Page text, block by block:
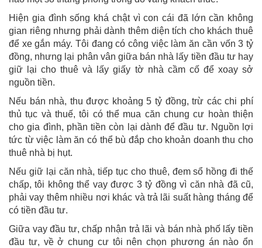
Hiện gia đình sống khá chật vì con cái đã lớn cần không
gian riêng nhưng phải dành thêm diện tích cho khách thuê
để xe gắn máy. Tôi đang có công việc làm ăn cần vốn 3 tỷ
đồng, nhưng lại phân vân giữa bán nhà lấy tiền đầu tư hay
giữ lại cho thuê và lấy giấy tờ nhà cầm cố để xoay sở
nguồn tiền.
Nếu bán nhà, thu được khoảng 5 tỷ đồng, trừ các chi phí
thủ tục và thuế, tôi có thể mua căn chung cư hoàn thiện
cho gia đình, phần tiền còn lại dành để đầu tư. Nguồn lợi
tức từ việc làm ăn có thể bù đắp cho khoản doanh thu cho
thuê nhà bị hụt.
Nếu giữ lại căn nhà, tiếp tục cho thuê, đem sổ hồng đi thế
chấp, tôi không thể vay được 3 tỷ đồng vì căn nhà đã cũ,
phải vay thêm nhiều nơi khác và trả lãi suất hàng tháng để
có tiền đầu tư.
Giữa vay đầu tư, chấp nhận trả lãi và bán nhà phố lấy tiền
đầu tư, về ở chung cư tôi nên chọn phương án nào ổn